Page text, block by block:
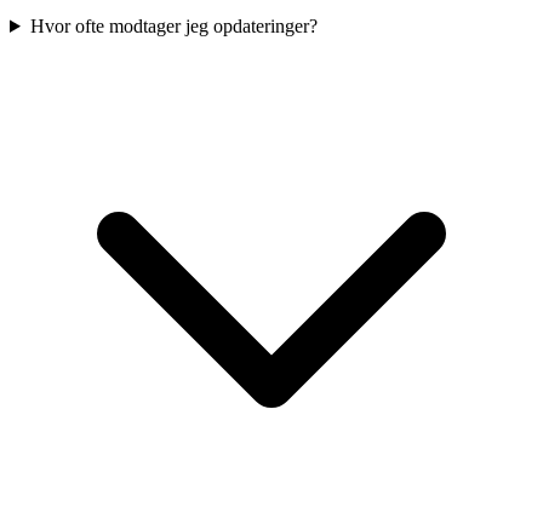
Hvor ofte modtager jeg opdateringer?